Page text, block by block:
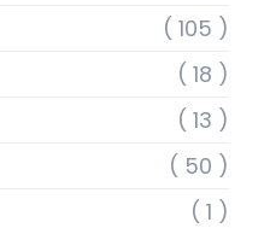
( 105 )
( 18 )
( 13 )
( 50 )
( 1 )